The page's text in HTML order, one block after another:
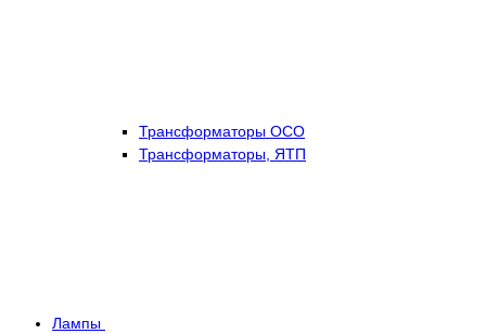
Трансформаторы ОСО
Трансформаторы, ЯТП
Лампы